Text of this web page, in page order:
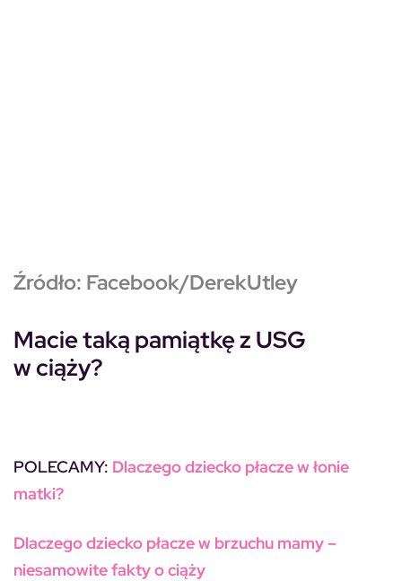
Źródło: Facebook/DerekUtley
Macie taką pamiątkę z USG
w ciąży?
POLECAMY: Dlaczego dziecko płacze w łonie
matki?
Dlaczego dziecko płacze w brzuchu mamy –
niesamowite fakty o ciąży